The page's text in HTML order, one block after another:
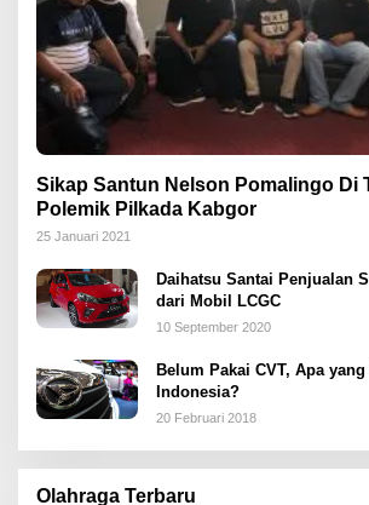
Sikap Santun Nelson Pomalingo Di
Polemik Pilkada Kabgor
25 Januari 2021
Daihatsu Santai Penjualan
dari Mobil LCGC
10 September 2020
Belum Pakai CVT, Apa
Indonesia?
20 Februari 2018
Olahraga Terbaru